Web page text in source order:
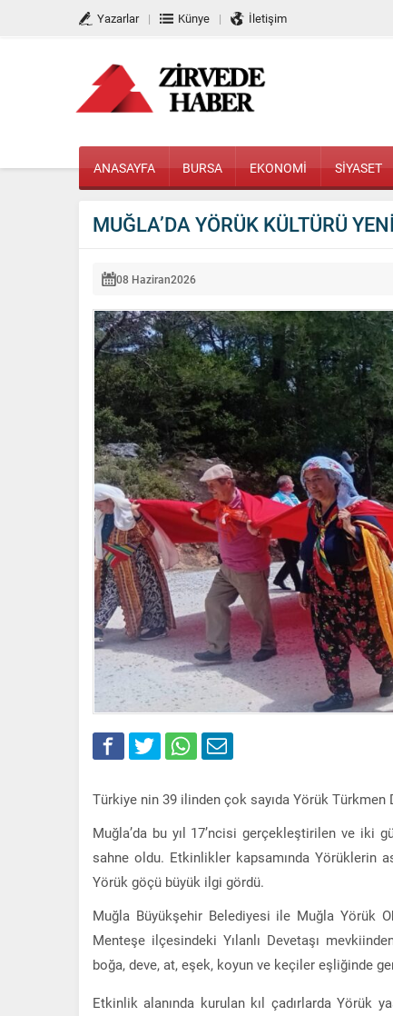
Yazarlar Künye İletişim
ANASAYFA BURSA EKONOMİ SİYASET
MUĞLA’DA YÖRÜK KÜLTÜRÜ
08 Haziran2026
Türkiye nin 39 ilinden çok sayıda Yörük Türkmen
Muğla’da bu yıl 17’ncisi gerçekleştirilen ve iki
sahne oldu. Etkinlikler kapsamında Yörüklerin
Yörük göçü büyük ilgi gördü.
Muğla Büyükşehir Belediyesi ile Muğla Yörük
Menteşe ilçesindeki Yılanlı Devetaşı
boğa, deve, at, eşek, koyun ve keçiler eşliğinde
Etkinlik alanında kurulan kıl çadırlarda Yörük